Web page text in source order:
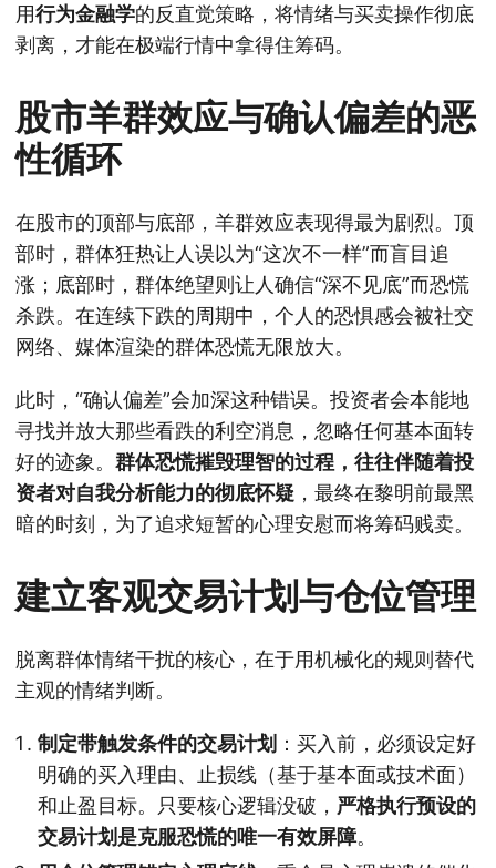
用行为金融学的反直觉策略，将情绪与买卖操作彻底
剥离，才能在极端行情中拿得住筹码。
股市羊群效应与确认偏差的恶
性循环
在股市的顶部与底部，羊群效应表现得最为剧烈。顶
部时，群体狂热让人误以为“这次不一样”而盲目追
涨；底部时，群体绝望则让人确信“深不见底”而恐慌
杀跌。在连续下跌的周期中，个人的恐惧感会被社交
网络、媒体渲染的群体恐慌无限放大。
此时，“确认偏差”会加深这种错误。投资者会本能地
寻找并放大那些看跌的利空消息，忽略任何基本面转
好的迹象。 群体恐慌摧毁理智的过程，往往伴随着投
资者对自我分析能力的彻底怀疑 ，最终在黎明前最黑
暗的时刻，为了追求短暂的心理安慰而将筹码贱卖。
建立客观交易计划与仓位管理
脱离群体情绪干扰的核心，在于用机械化的规则替代
主观的情绪判断。
制定带触发条件的交易计划 ：买入前，必须设定好
明确的买入理由、止损线（基于基本面或技术面）
和止盈目标。只要核心逻辑没破， 严格执行预设的
交易计划是克服恐慌的唯一有效屏障。